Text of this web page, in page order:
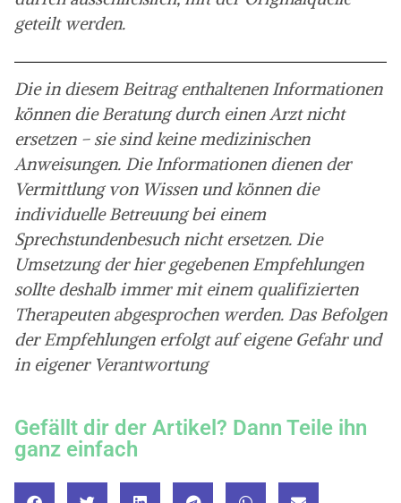
geteilt werden.
Die in diesem Beitrag enthaltenen Informationen
können die Beratung durch einen Arzt nicht
ersetzen – sie sind keine medizinischen
Anweisungen. Die Informationen dienen der
Vermittlung von Wissen und können die
individuelle Betreuung bei einem
Sprechstundenbesuch nicht ersetzen. Die
Umsetzung der hier gegebenen Empfehlungen
sollte deshalb immer mit einem qualifizierten
Therapeuten abgesprochen werden. Das Befolgen
der Empfehlungen erfolgt auf eigene Gefahr und
in eigener Verantwortung
Gefällt dir der Artikel? Dann Teile ihn
ganz einfach